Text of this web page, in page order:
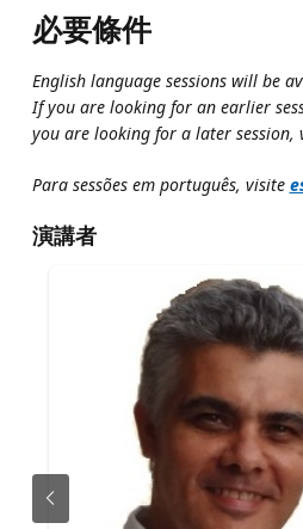
必要條件
English language sessions will be
If you are looking for an earlier
you are looking for a later session,
Para sessões em português, visite
演講者